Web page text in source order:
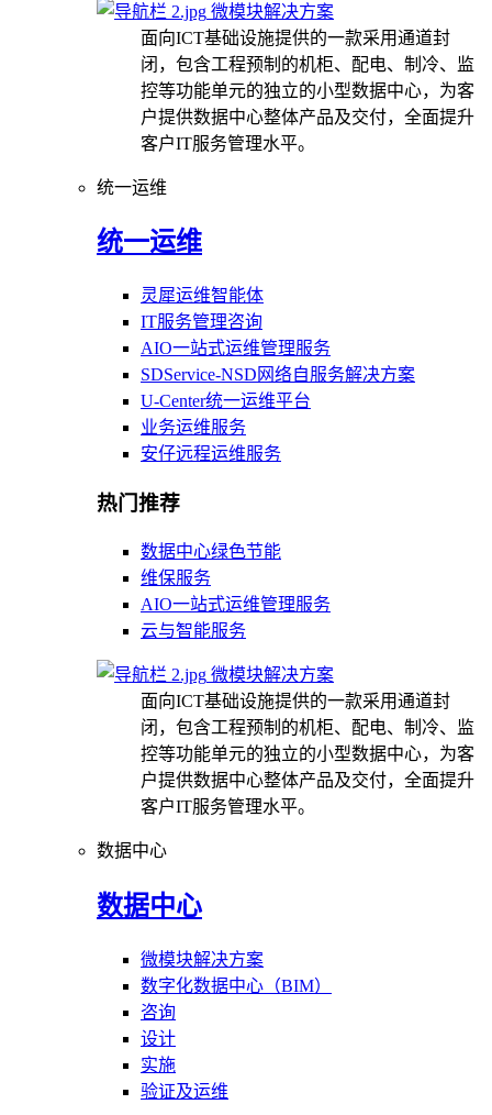
微模块解决方案
面向ICT基础设施提供的一款采用通道封
闭，包含工程预制的机柜、配电、制冷、监
控等功能单元的独立的小型数据中心，为客
户提供数据中心整体产品及交付，全面提升
客户IT服务管理水平。
统一运维
统一运维
灵犀运维智能体
IT服务管理咨询
AIO一站式运维管理服务
SDService-NSD网络自服务解决方案
U-Center统一运维平台
业务运维服务
安仔远程运维服务
热门推荐
数据中心绿色节能
维保服务
AIO一站式运维管理服务
云与智能服务
微模块解决方案
面向ICT基础设施提供的一款采用通道封
闭，包含工程预制的机柜、配电、制冷、监
控等功能单元的独立的小型数据中心，为客
户提供数据中心整体产品及交付，全面提升
客户IT服务管理水平。
数据中心
数据中心
微模块解决方案
数字化数据中心（BIM）
咨询
设计
实施
验证及运维